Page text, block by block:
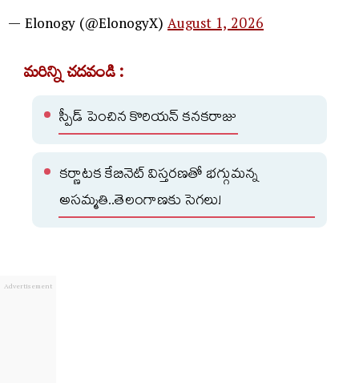
— Elonogy (@ElonogyX)August 1, 2026
మరిన్ని చదవండి :
స్పీడ్ పెంచిన కొరియన్ కనకరాజు
కర్ణాటక కేబినెట్ విస్తరణతో భగ్గుమన్న
అసమ్మతి..తెలంగాణకు సెగలు!